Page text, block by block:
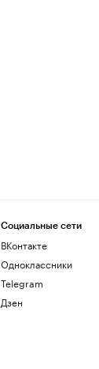
Социальные сети
ВКонтакте
Одноклассники
Telegram
Дзен